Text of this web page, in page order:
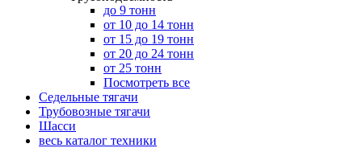
до 9 тонн
от 10 до 14 тонн
от 15 до 19 тонн
от 20 до 24 тонн
от 25 тонн
Посмотреть все
Седельные тягачи
Трубовозные тягачи
Шасси
весь каталог техники